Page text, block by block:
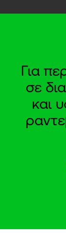
Για
σε
και